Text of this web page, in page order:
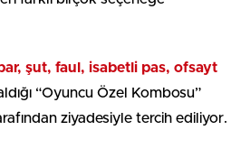
şut, faul, isabetli pas, ofsayt
“Oyuncu Özel Kombosu”
ziyadesiyle tercih ediliyor.